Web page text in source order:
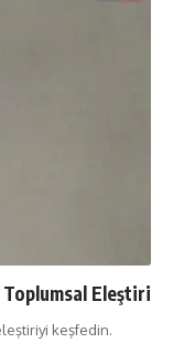
Toplumsal Eleştiri
keşfedin.